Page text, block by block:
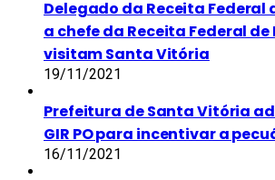
Delegado da Receita Federal
a chefe da Receita Federal
visitam Santa Vitória
19/11/2021
Prefeitura de Santa Vitória
GIR PO para incentivar a
16/11/2021